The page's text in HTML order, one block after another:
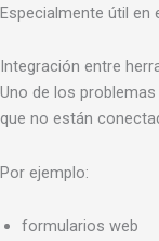
Especialmente útil en
Integración entre
Uno de los
que no están
Por ejemplo:
formularios web